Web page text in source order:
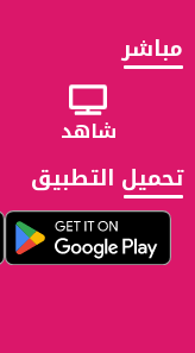
مباشر
شاهد
تحميل التطبيق